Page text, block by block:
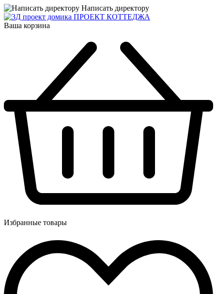
Написать директору
ПРОЕКТ КОТТЕДЖА
Ваша корзина
Избранные товары